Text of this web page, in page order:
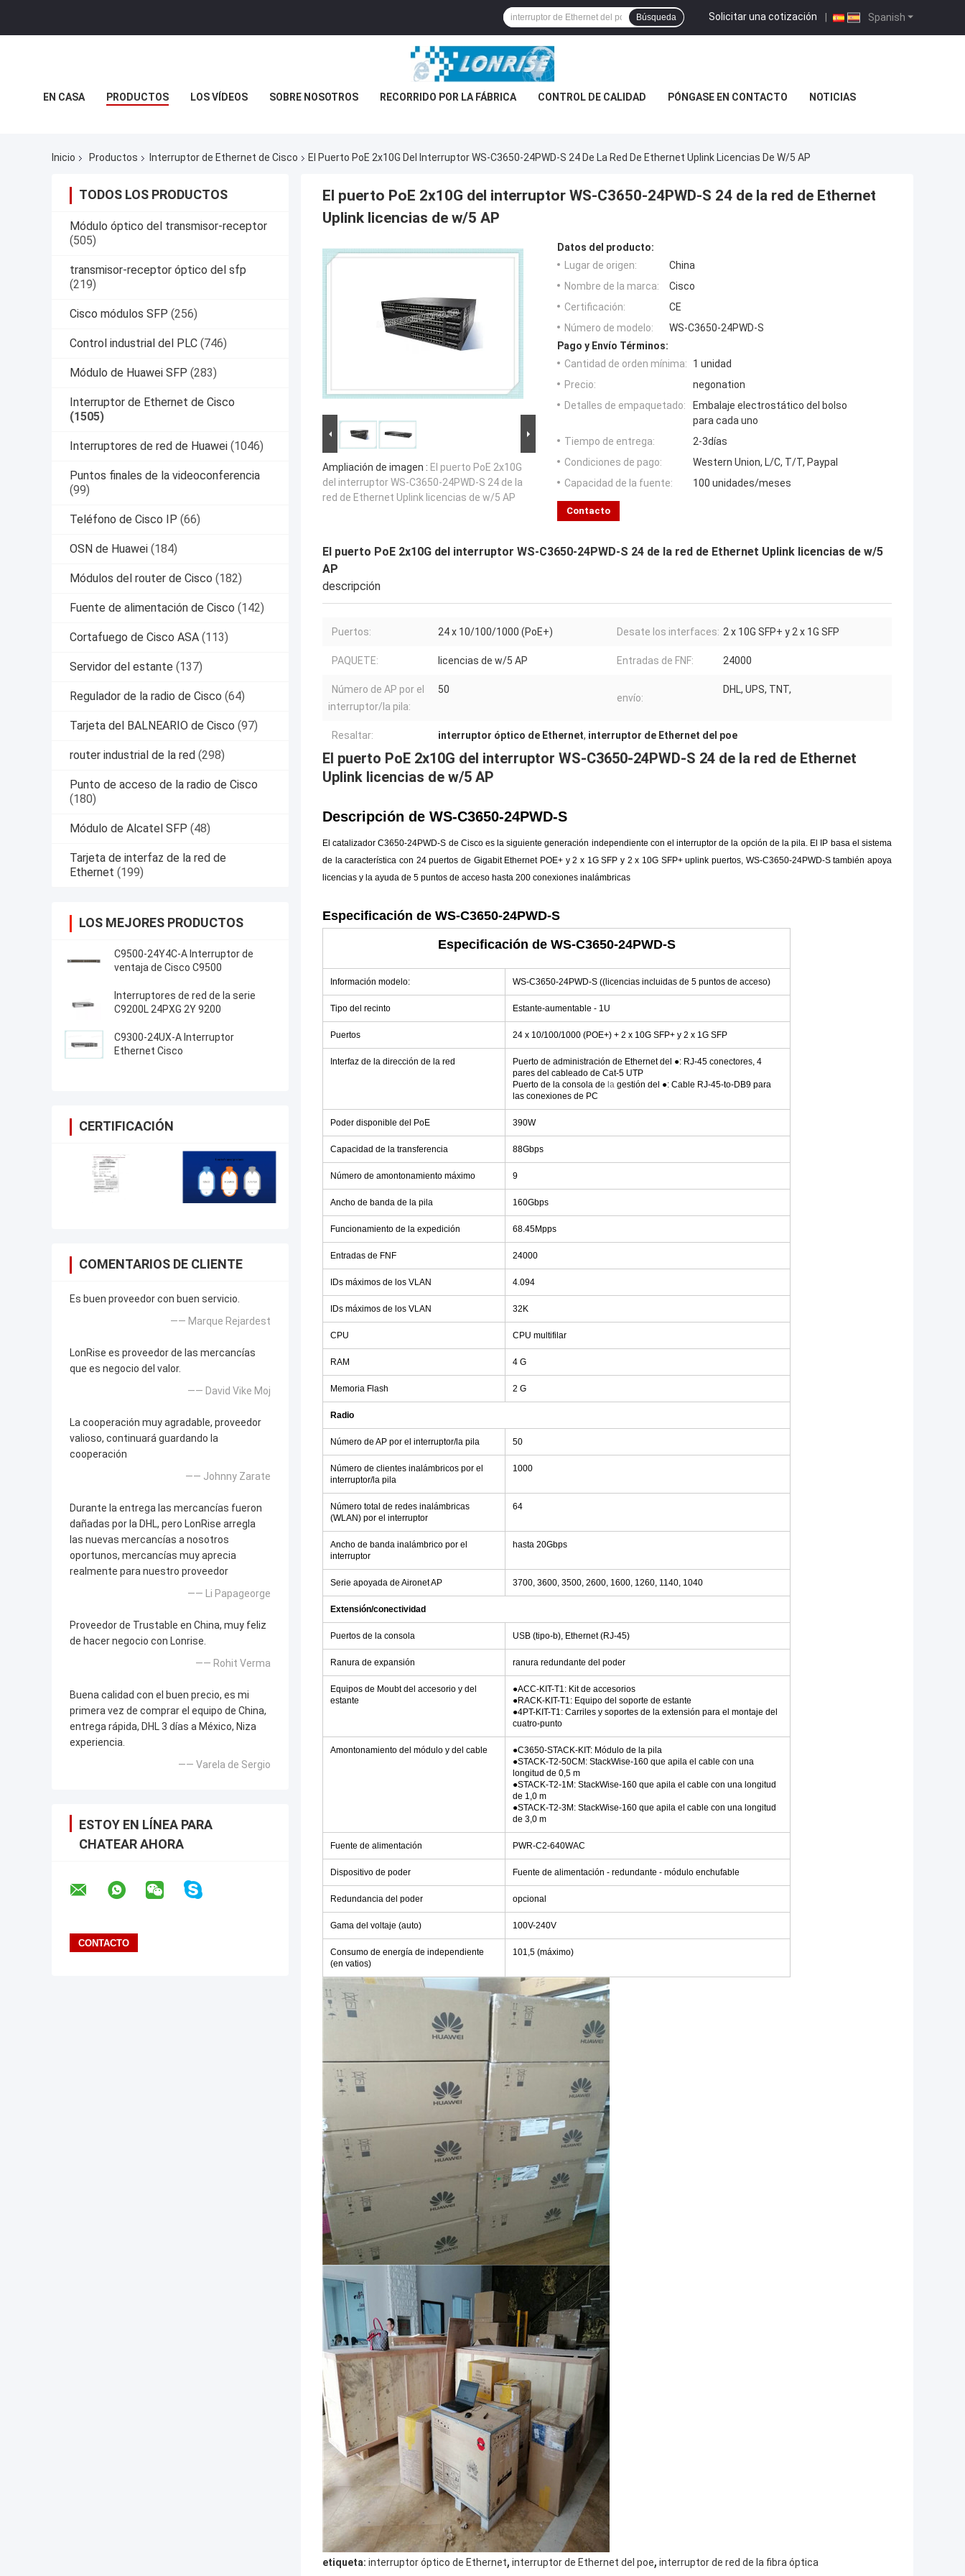
Spanish
Solicitar una cotización |
Búsqueda
EN CASA PRODUCTOS LOS VÍDEOS SOBRE NOSOTROS RECORRIDO POR LA FÁBRICA CONTROL DE CALIDAD PÓNGASE EN CONTACTO NOTICIAS
Inicio Productos Interruptor de Ethernet de Cisco El Puerto PoE 2x10G Del Interruptor WS-C3650-24PWD-S 24 De La Red De Ethernet Uplink Licencias De W/5 AP
TODOS LOS PRODUCTOS
Módulo óptico del transmisor-receptor
(505)
transmisor-receptor óptico del sfp
(219)
Cisco módulos SFP (256)
Control industrial del PLC (746)
Módulo de Huawei SFP (283)
Interruptor de Ethernet de Cisco
(1505)
Interruptores de red de Huawei (1046)
Puntos finales de la videoconferencia
(99)
Teléfono de Cisco IP (66)
OSN de Huawei (184)
Módulos del router de Cisco (182)
Fuente de alimentación de Cisco (142)
Cortafuego de Cisco ASA (113)
Servidor del estante (137)
Regulador de la radio de Cisco (64)
Tarjeta del BALNEARIO de Cisco (97)
router industrial de la red (298)
Punto de acceso de la radio de Cisco
(180)
Módulo de Alcatel SFP (48)
Tarjeta de interfaz de la red de
Ethernet (199)
LOS MEJORES PRODUCTOS
C9500-24Y4C-A Interruptor de
ventaja de Cisco C9500
Interruptores de red de la serie
C9200L 24PXG 2Y 9200
C9300-24UX-A Interruptor
Ethernet Cisco
CERTIFICACIÓN
COMENTARIOS DE CLIENTE
Es buen proveedor con buen servicio.
—— Marque Rejardest
LonRise es proveedor de las mercancías
que es negocio del valor.
—— David Vike Moj
La cooperación muy agradable, proveedor
valioso, continuará guardando la
cooperación
—— Johnny Zarate
Durante la entrega las mercancías fueron
dañadas por la DHL, pero LonRise arregla
las nuevas mercancías a nosotros
oportunos, mercancías muy aprecia
realmente para nuestro proveedor
—— Li Papageorge
Proveedor de Trustable en China, muy feliz
de hacer negocio con Lonrise.
—— Rohit Verma
Buena calidad con el buen precio, es mi
primera vez de comprar el equipo de China,
entrega rápida, DHL 3 días a México, Niza
experiencia.
—— Varela de Sergio
ESTOY EN LÍNEA PARA
CHATEAR AHORA
El puerto PoE 2x10G del interruptor WS-C3650-24PWD-S 24 de la red de Ethernet
Uplink licencias de w/5 AP
Ampliación de imagen : El puerto PoE 2x10G
del interruptor WS-C3650-24PWD-S 24 de la
red de Ethernet Uplink licencias de w/5 AP
Datos del producto:
Lugar de origen:
China
Nombre de la marca:
Cisco
Certificación:
CE
Número de modelo:
WS-C3650-24PWD-S
Pago y Envío Términos:
Cantidad de orden mínima:
1 unidad
Precio:
negonation
Detalles de empaquetado:
Embalaje electrostático del bolso
para cada uno
Tiempo de entrega:
2-3días
Condiciones de pago:
Western Union, L/C, T/T, Paypal
Capacidad de la fuente:
100 unidades/meses
Contacto
El puerto PoE 2x10G del interruptor WS-C3650-24PWD-S 24 de la red de Ethernet Uplink licencias de w/5
AP
descripción
Puertos: 24 x 10/100/1000 (PoE+) Desate los interfaces: 2 x 10G SFP+ y 2 x 1G SFP
PAQUETE: licencias de w/5 AP Entradas de FNF: 24000
Número de AP por el
interruptor/la pila:
50
envío:
DHL, UPS, TNT,
Resaltar: interruptor óptico de Ethernet, interruptor de Ethernet del poe
El puerto PoE 2x10G del interruptor WS-C3650-24PWD-S 24 de la red de Ethernet
Uplink licencias de w/5 AP
Descripción de WS-C3650-24PWD-S
El catalizador C3650-24PWD-S de Cisco es la siguiente generación independiente con el interruptor de la opción de la pila. El IP basa el sistema
de la característica con 24 puertos de Gigabit Ethernet POE+ y 2 x 1G SFP y 2 x 10G SFP+ uplink puertos, WS-C3650-24PWD-S también apoya
licencias y la ayuda de 5 puntos de acceso hasta 200 conexiones inalámbricas
Especificación de WS-C3650-24PWD-S
Especificación de WS-C3650-24PWD-S
Información modelo: WS-C3650-24PWD-S ((licencias incluidas de 5 puntos de acceso)
Tipo del recinto Estante-aumentable - 1U
Puertos 24 x 10/100/1000 (POE+) + 2 x 10G SFP+ y 2 x 1G SFP
Interfaz de la dirección de la red Puerto de administración de Ethernet del ●: RJ-45 conectores, 4
pares del cableado de Cat-5 UTP
Puerto de la consola de la gestión del ●: Cable RJ-45-to-DB9 para
las conexiones de PC
Poder disponible del PoE 390W
Capacidad de la transferencia 88Gbps
Número de amontonamiento máximo 9
Ancho de banda de la pila 160Gbps
Funcionamiento de la expedición 68.45Mpps
Entradas de FNF 24000
IDs máximos de los VLAN 4.094
IDs máximos de los VLAN 32K
CPU CPU multifilar
RAM 4 G
Memoria Flash 2 G
Radio
Número de AP por el interruptor/la pila 50
Número de clientes inalámbricos por el
interruptor/la pila
1000
Número total de redes inalámbricas
(WLAN) por el interruptor
64
Ancho de banda inalámbrico por el
interruptor
hasta 20Gbps
Serie apoyada de Aironet AP 3700, 3600, 3500, 2600, 1600, 1260, 1140, 1040
Extensión/conectividad
Puertos de la consola USB (tipo-b), Ethernet (RJ-45)
Ranura de expansión ranura redundante del poder
Equipos de Moubt del accesorio y del
estante
●ACC-KIT-T1: Kit de accesorios
●RACK-KIT-T1: Equipo del soporte de estante
●4PT-KIT-T1: Carriles y soportes de la extensión para el montaje del
cuatro-punto
Amontonamiento del módulo y del cable
●C3650-STACK-KIT: Módulo de la pila
●STACK-T2-50CM: StackWise-160 que apila el cable con una
longitud de 0,5 m
●STACK-T2-1M: StackWise-160 que apila el cable con una longitud
de 1,0 m
●STACK-T2-3M: StackWise-160 que apila el cable con una longitud
de 3,0 m
Fuente de alimentación PWR-C2-640WAC
Dispositivo de poder Fuente de alimentación - redundante - módulo enchufable
Redundancia del poder opcional
Gama del voltaje (auto) 100V-240V
Consumo de energía de independiente
(en vatios)
101,5 (máximo)
etiqueta: interruptor óptico de Ethernet, interruptor de Ethernet del poe, interruptor de red de la fibra óptica